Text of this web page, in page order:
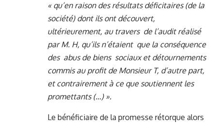
« qu’en raison des résultats déficitaires (de la
société) dont ils ont découvert,
ultérieurement, au travers de l’audit réalisé
par M. H, qu’ils n’étaient que la conséquence
des abus de biens sociaux et détournements
commis au profit de Monsieur T, d’autre part,
et contrairement à ce que soutiennent les
promettants (…) ».
Le bénéficiaire de la promesse rétorque alors